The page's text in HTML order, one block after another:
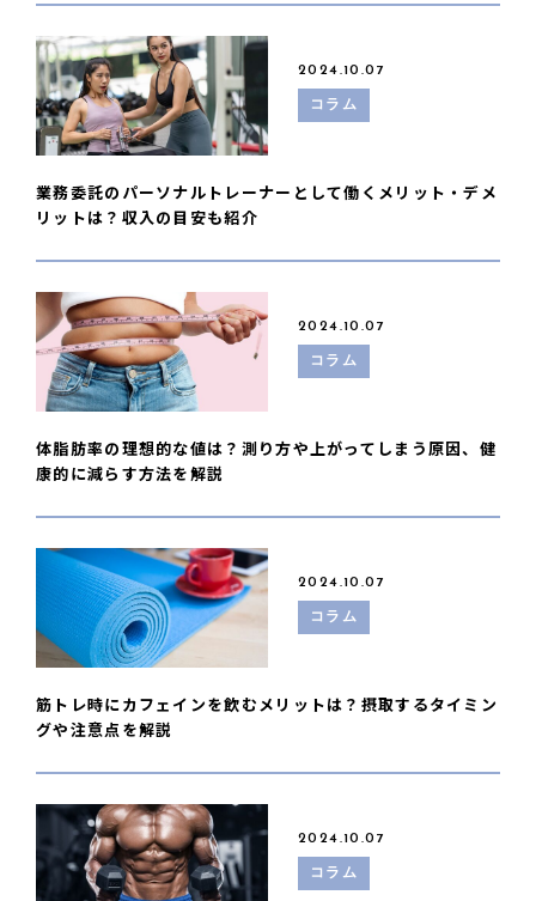
2024.10.07
コラム
業務委託のパーソナルトレーナーとして働くメリット・デメ
リットは？収入の目安も紹介
2024.10.07
コラム
体脂肪率の理想的な値は？測り方や上がってしまう原因、健
康的に減らす方法を解説
2024.10.07
コラム
筋トレ時にカフェインを飲むメリットは？摂取するタイミン
グや注意点を解説
2024.10.07
コラム